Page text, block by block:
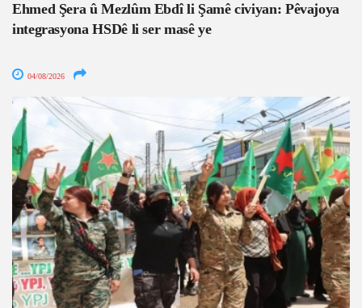
Ehmed Şera û Mezlûm Ebdî li Şamê civiyan: Pêvajoya
integrasyona HSDê li ser masê ye
04/08/2026